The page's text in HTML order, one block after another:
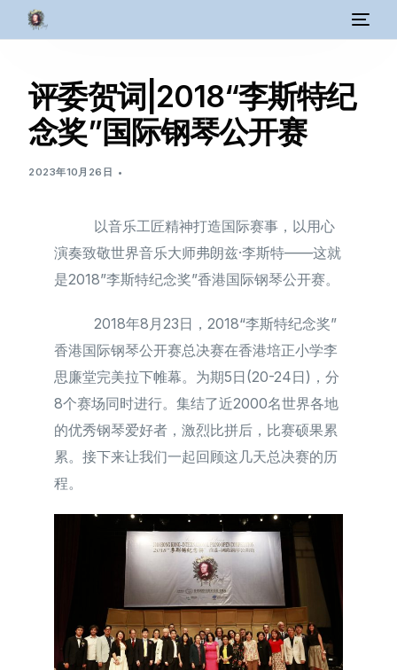
评委贺词|2018“李斯特纪
念奖”国际钢琴公开赛
2023年10月26日
以音乐工匠精神打造国际赛事，以用心
演奏致敬世界音乐大师弗朗兹·李斯特——这就
是2018”李斯特纪念奖”香港国际钢琴公开赛。
2018年8月23日，2018“李斯特纪念奖”
香港国际钢琴公开赛总决赛在香港培正小学李
思廉堂完美拉下帷幕。为期5日(20-24日)，分
8个赛场同时进行。集结了近2000名世界各地
的优秀钢琴爱好者，激烈比拼后，比赛硕果累
累。接下来让我们一起回顾这几天总决赛的历
程。
简体中文